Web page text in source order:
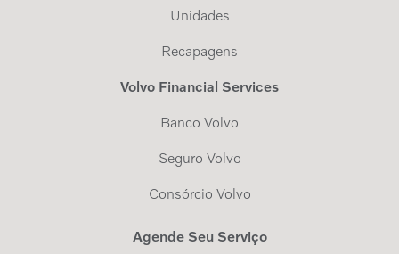
Unidades
Recapagens
Volvo Financial Services
Banco Volvo
Seguro Volvo
Consórcio Volvo
Agende Seu Serviço